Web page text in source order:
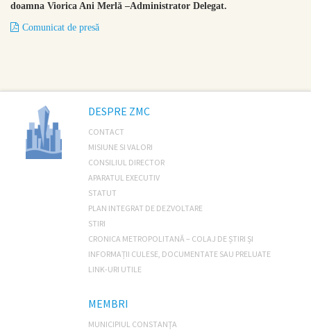
doamna Viorica Ani Merlă –Administrator Delegat.
Comunicat de presă
DESPRE ZMC
CONTACT
MISIUNE SI VALORI
CONSILIUL DIRECTOR
APARATUL EXECUTIV
STATUT
PLAN INTEGRAT DE DEZVOLTARE
STIRI
CRONICA METROPOLITANĂ – COLAJ DE ȘTIRI ȘI
INFORMAȚII CULESE, DOCUMENTATE SAU PRELUATE
LINK-URI UTILE
MEMBRI
MUNICIPIUL CONSTANŢA